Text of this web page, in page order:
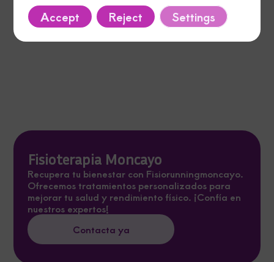
cercano y profesional. Mejora tu bienestar y dale a tu
cuerpo el cuidado que merece en un lugar donde tu
Fisioterapia Moncayo
Recupera tu bienestar con Fisiorunningmoncayo.
Ofrecemos tratamientos personalizados para
mejorar tu salud y rendimiento físico. ¡Confía en
nuestros expertos!
Contacta ya
Accept Reject Settings